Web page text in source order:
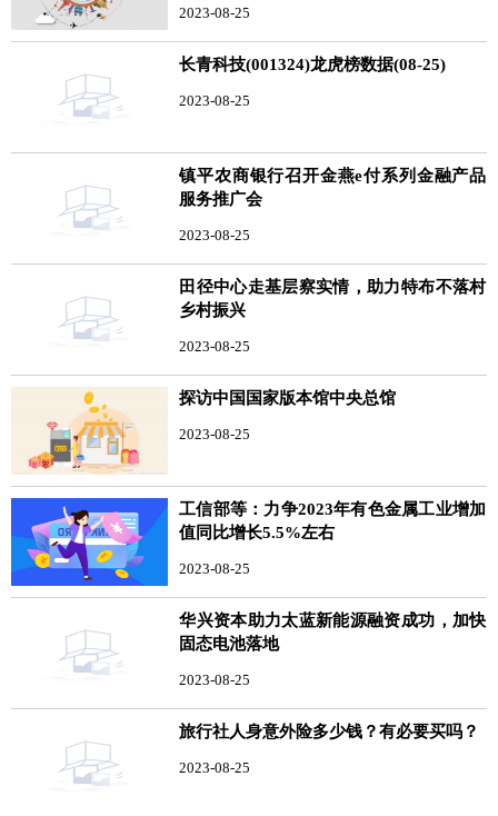
2023-08-25
长青科技(001324)龙虎榜数据(08-25)
2023-08-25
镇平农商银行召开金燕e付系列金融产品
服务推广会
2023-08-25
田径中心走基层察实情，助力特布不落村
乡村振兴
2023-08-25
探访中国国家版本馆中央总馆
2023-08-25
工信部等：力争2023年有色金属工业增加
值同比增长5.5%左右
2023-08-25
华兴资本助力太蓝新能源融资成功，加快
固态电池落地
2023-08-25
旅行社人身意外险多少钱？有必要买吗？
2023-08-25